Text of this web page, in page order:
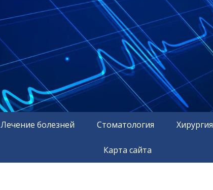
Лечение болезней Стоматология Хирургия
Карта сайта